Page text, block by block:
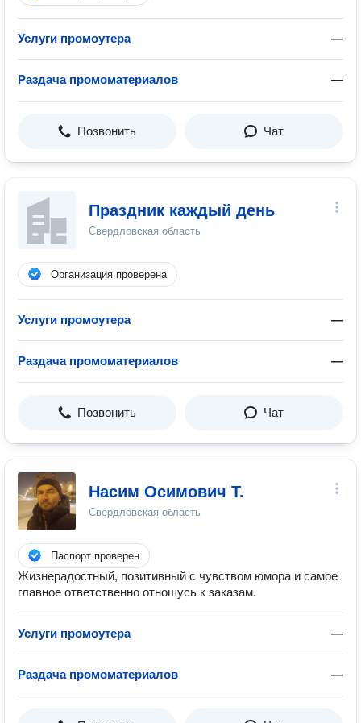
Услуги промоутера —
Раздача промоматериалов —
Позвонить Чат
Праздник каждый день
Свердловская область
Организация проверена
Услуги промоутера —
Раздача промоматериалов —
Позвонить Чат
Насим Осимович Т.
Свердловская область
Паспорт проверен
Жизнерадостный, позитивный с чувством юмора и самое
главное ответственно отношусь к заказам.
Услуги промоутера —
Раздача промоматериалов —